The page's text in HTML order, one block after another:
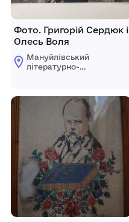
Фото. Григорій Сердюк і
Олесь Воля
Мануйлівський
літературно-